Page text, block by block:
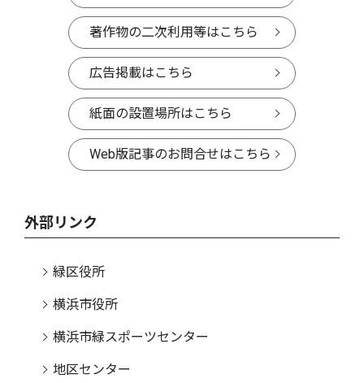
著作物の二次利用等はこちら
広告掲載はこちら
紙面の設置場所はこちら
Web版記事のお問合せはこちら
外部リンク
緑区役所
横浜市役所
横浜市緑スポーツセンター
地区センター